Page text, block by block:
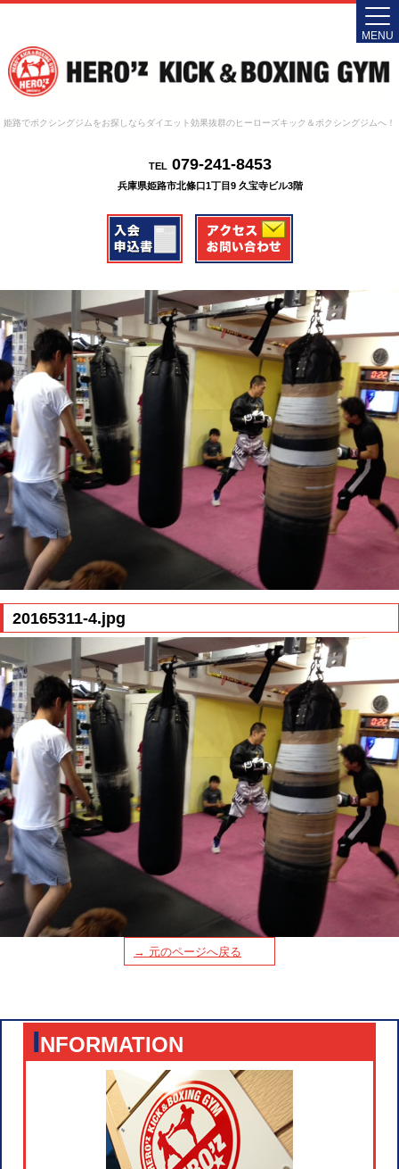
姫路でボクシングジムをお探しならダイエット効果抜群のヒーローズキック＆ボクシングジムへ！
TEL079-241-8453
兵庫県姫路市北條口1丁目9 久宝寺ビル3階
MENU
20165311-4.jpg
→ 元のページへ戻る
INFORMATION